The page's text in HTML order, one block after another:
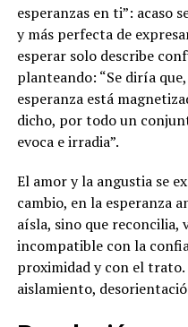
esperanzas en ti”: acaso
y más perfecta de
esperar solo describe
planteando: “Se diría
esperanza está
dicho, por todo un
evoca e irradia”.
El amor y la angustia se
cambio, en la esperanza
aísla, sino que reconcilia,
incompatible con la
proximidad y con el trato.
aislamiento,